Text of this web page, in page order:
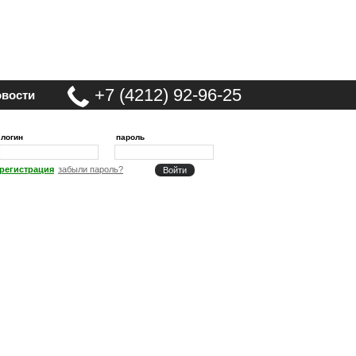
+7 (4212) 92-96-25
логин пароль
регистрация забыли пароль?